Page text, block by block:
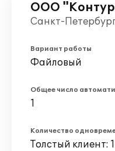
ООО
Санкт-
Вариант работы
Файловый
Общее число
1
Количество
Толстый клиент: 1